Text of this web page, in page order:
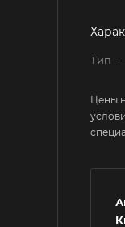
Тип
Цены